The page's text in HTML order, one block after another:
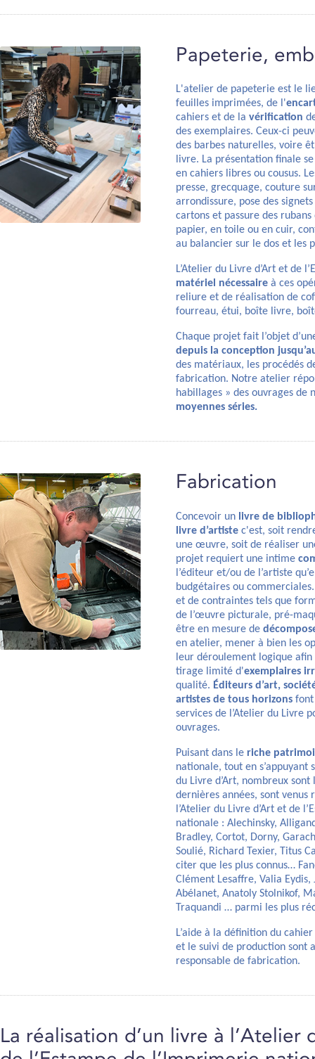
Papeterie,
L'atelier de papeterie est le
feuilles imprimées, de l'
cahiers et de la vérification
des exemplaires. Ceux-ci
des barbes naturelles, voire
livre. La présentation finale
en cahiers libres ou cousus.
presse, grecquage, couture
arrondissure, pose des
cartons et passure des
papier, en toile ou en cuir,
au balancier sur le dos et les
L’Atelier du Livre d’Art et de
matériel nécessaire à ces
reliure et de réalisation de
fourreau, étui, boîte livre,
Chaque projet fait l’objet
depuis la conception
des matériaux, les procédés
fabrication. Notre atelier
habillages » des ouvrages de
moyennes séries.
Fabrication
Concevoir un livre de
livre d’artiste c'est, soit
une œuvre, soit de réaliser
projet requiert une intime
l’éditeur et/ou de l’artiste
budgétaires ou
et de contraintes tels que
de l’œuvre picturale, pré-
être en mesure de
en atelier, mener à bien les
leur déroulement logique
tirage limité d'exemplaires
qualité. Éditeurs d’art,
artistes de tous horizons font
services de l’Atelier du Livre
ouvrages.
Puisant dans le riche
nationale, tout en s’appuyant
du Livre d’Art, nombreux
dernières années, sont venus
l’Atelier du Livre d’Art et de
nationale : Alechinsky,
Bradley, Cortot, Dorny,
Soulié, Richard Texier, Titus
citer que les plus connus…
Clément Lesaffre, Valia
Abélanet, Anatoly Stolnikof,
Traquandi … parmi les plus
L’aide à la définition du
et le suivi de production sont
responsable de fabrication.
La réalisation d’un livre à l’Atelier